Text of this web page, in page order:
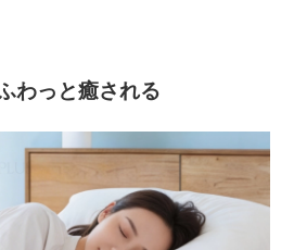
わっと癒される